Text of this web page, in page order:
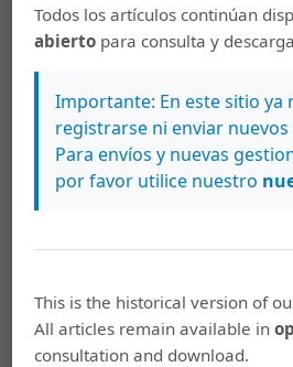
Alí Víquez Jiménez,
El fatal
de la incomprensión
Alí Víquez Jiménez,
Lectura desde Heráclito,
(2004): Káñina (Especial)
Diciembre)
Alí Víquez Jiménez,Einstein
Todos los artículos continúan
abierto para consulta y
Importante: En este sitio ya
registrarse ni enviar
Para envíos y nuevas
por favor utilice nuestro
This is the historical version of
All articles remain available in
consultation and download.